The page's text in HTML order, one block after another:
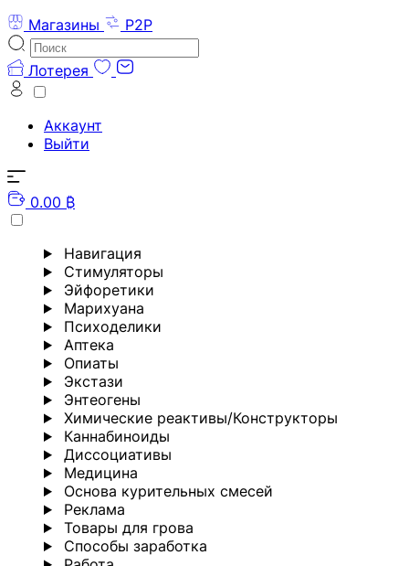
Магазины
P2P
Лотерея
Аккаунт
Выйти
0.00 ₿
Навигация
Стимуляторы
Эйфоретики
Марихуана
Психоделики
Аптека
Опиаты
Экстази
Энтеогены
Химические реактивы/Конструкторы
Каннабиноиды
Диссоциативы
Медицина
Основа курительных смесей
Реклама
Товары для грова
Способы заработка